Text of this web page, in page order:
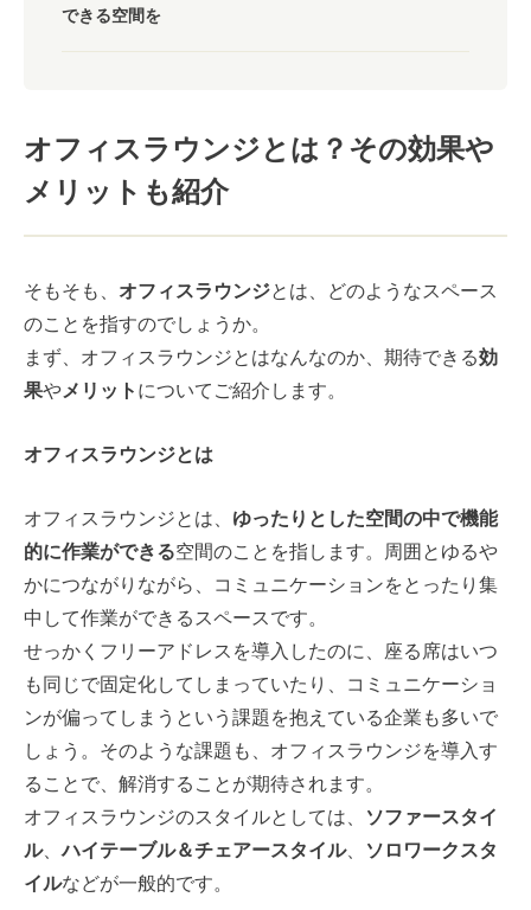
できる空間を
オフィスラウンジとは？その効果や
メリットも紹介
そもそも、 オフィスラウンジとは、どのようなスペース
のことを指すのでしょうか。
まず、オフィスラウンジとはなんなのか、期待できる効
果やメリット についてご紹介します。
オフィスラウンジとは
オフィスラウンジとは、 ゆったりとした空間の中で機能
的に作業ができる空間のことを指します。周囲とゆるや
かにつながりながら、コミュニケーションをとったり集
中して作業ができるスペースです。
せっかくフリーアドレスを導入したのに、座る席はいつ
も同じで固定化してしまっていたり、コミュニケーショ
ンが偏ってしまうという課題を抱えている企業も多いで
しょう。そのような課題も、オフィスラウンジを導入す
ることで、解消することが期待されます。
オフィスラウンジのスタイルとしては、
ソファースタイ
ル、ハイテーブル＆チェアースタイル、
ソロワークスタ
イルなどが一般的です。